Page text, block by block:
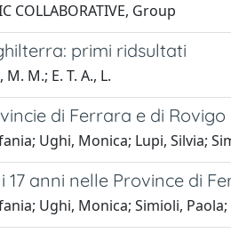
COLLABORATIVE, Group
primi ridsultati
M.; E. T. A., L.
di Ferrara e di Rovigo
Ughi, Monica; Lupi, Silvia;
anni nelle Province di
Ughi, Monica; Simioli,